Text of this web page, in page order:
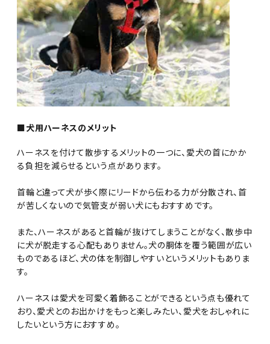
■犬用ハーネスのメリット
ハーネスを付けて散歩するメリットの一つに、愛犬の首にかか
る負担を減らせるという点があります。
首輪と違って犬が歩く際にリードから伝わる力が分散され、首
が苦しくないので気管支が弱い犬にもおすすめです。
また、ハーネスがあると首輪が抜けてしまうことがなく、散歩中
に犬が脱走する心配もありません。犬の胴体を覆う範囲が広い
ものであるほど、犬の体を制御しやすいというメリットもありま
す。
ハーネスは愛犬を可愛く着飾ることができるという点も優れて
おり、愛犬とのお出かけをもっと楽しみたい、愛犬をおしゃれに
したいという方におすすめ。